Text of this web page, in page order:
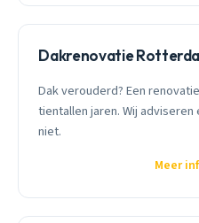
Dakrenovatie
Dak verouderd? Een
tientallen jaren. Wij
niet.
Meer